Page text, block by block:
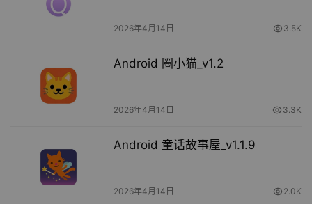
2026年4月14日 3.5K
Android 圈小猫_v1.2
2026年4月14日 3.3K
Android 童话故事屋_v1.1.9
2026年4月14日 2.0K